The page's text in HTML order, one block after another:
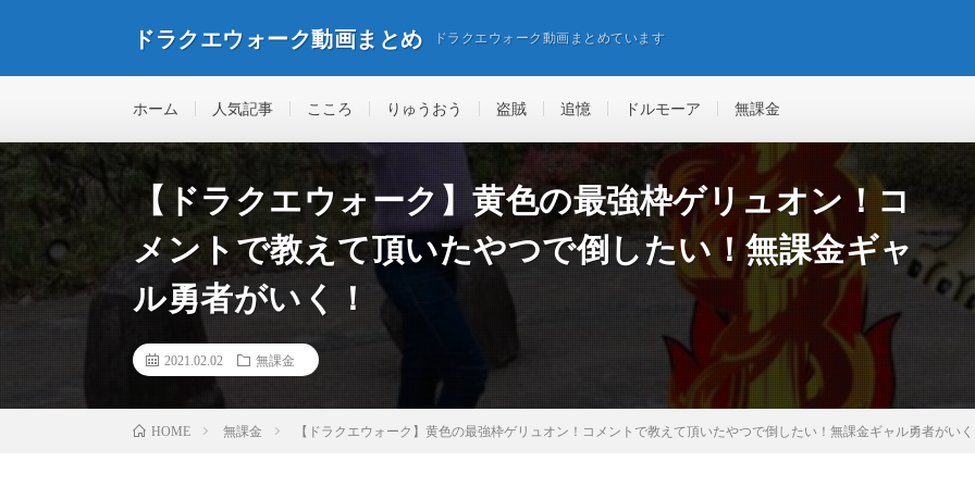
ドラクエウォーク動画まとめ ドラクエウォーク動画まとめています
ホーム 人気記事 こころ りゅうおう 盗賊 追憶 ドルモーア 無課金
【ドラクエウォーク】黄色の最強枠ゲリュオン！コ
メントで教えて頂いたやつで倒したい！無課金ギャ
ル勇者がいく！
2021.02.02 無課金
HOME 無課金 【ドラクエウォーク】黄色の最強枠ゲリュオン！コメントで教えて頂いたやつで倒したい！無課金ギャル勇者がい